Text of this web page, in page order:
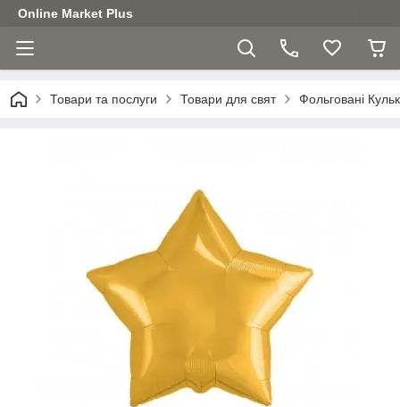
Online Market Plus
Товари та послуги Товари для свят Фольговані